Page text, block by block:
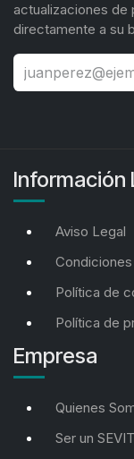
actualizaciones de
directamente a su
Información
Aviso Legal
Política de
Política de
Empresa
Quienes
Ser un